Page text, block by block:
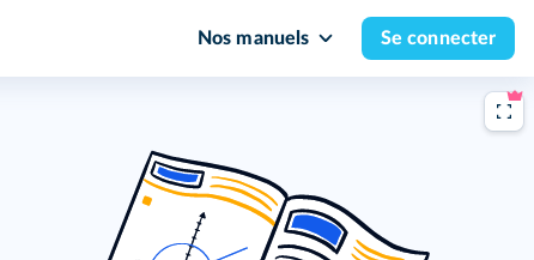
Nos manuels Se connecter